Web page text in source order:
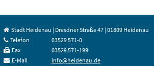
Stadt Heidenau | Dresdner Straße 47 | 01809 Heidenau
Telefon
03529 571-0
Fax
03529 571-199
E-Mail
info@heidenau.de